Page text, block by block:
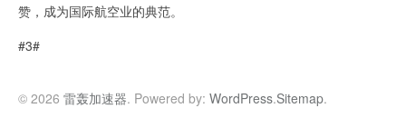
赞，成为国际航空业的典范。
#3#
© 2026 雷轰加速器. Powered by: WordPress.Sitemap.